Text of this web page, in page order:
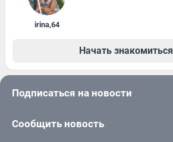
irina,64
Начать знакомиться
Подписаться на новости
Сообщить новость